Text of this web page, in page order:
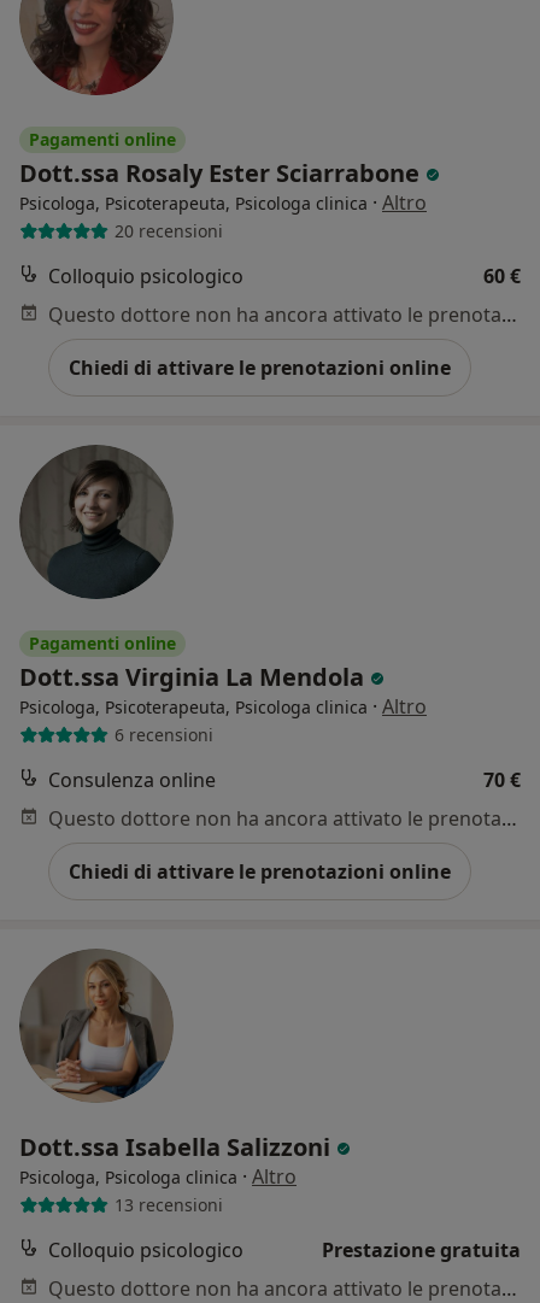
Pagamenti online
Dott.ssa Rosaly Ester Sciarrabone
Psicologa, Psicoterapeuta, Psicologa clinica · Altro
20 recensioni
Colloquio psicologico
60 €
Questo dottore non ha ancora attivato le prenotazioni online presso questo indirizzo.
Chiedi di attivare le prenotazioni online
Pagamenti online
Dott.ssa Virginia La Mendola
Psicologa, Psicoterapeuta, Psicologa clinica · Altro
6 recensioni
Consulenza online
70 €
Questo dottore non ha ancora attivato le prenotazioni online presso questo indirizzo.
Chiedi di attivare le prenotazioni online
Dott.ssa Isabella Salizzoni
Psicologa, Psicologa clinica · Altro
13 recensioni
Colloquio psicologico
Prestazione gratuita
Questo dottore non ha ancora attivato le prenotazioni online presso questo indirizzo.